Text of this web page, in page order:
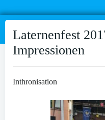
Laternenfest
Impressionen
Inthronisation